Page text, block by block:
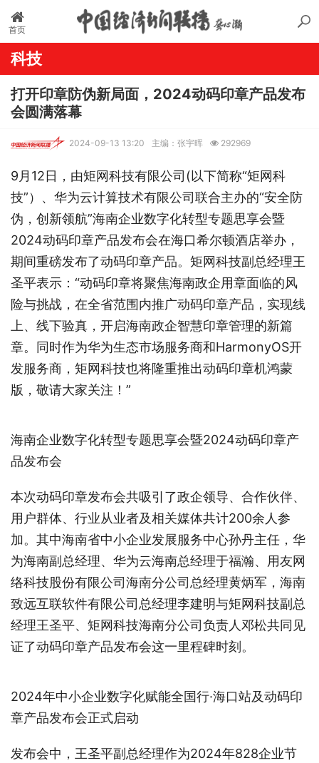
首页
科技
打开印章防伪新局面，2024动码印章产品发布
会圆满落幕
2024-09-13 13:20 主编：张宇晖 292969
9月12日，由矩网科技有限公司(以下简称“矩网科
技”）、华为云计算技术有限公司联合主办的“安全防
伪，创新领航”海南企业数字化转型专题思享会暨
2024动码印章产品发布会在海口希尔顿酒店举办，
期间重磅发布了动码印章产品。矩网科技副总经理王
圣平表示：“动码印章将聚焦海南政企用章面临的风
险与挑战，在全省范围内推广动码印章产品，实现线
上、线下验真，开启海南政企智慧印章管理的新篇
章。同时作为华为生态市场服务商和HarmonyOS开
发服务商，矩网科技也将隆重推出动码印章机鸿蒙
版，敬请大家关注！”
海南企业数字化转型专题思享会暨2024动码印章产
品发布会
本次动码印章发布会共吸引了政企领导、合作伙伴、
用户群体、行业从业者及相关媒体共计200余人参
加。其中海南省中小企业发展服务中心孙丹主任，华
为海南副总经理、华为云海南总经理于福瀚、用友网
络科技股份有限公司海南分公司总经理黄炳军，海南
致远互联软件有限公司总经理李建明与矩网科技副总
经理王圣平、矩网科技海南分公司负责人邓松共同见
证了动码印章产品发布会这一里程碑时刻。
2024年中小企业数字化赋能全国行·海口站及动码印
章产品发布会正式启动
发布会中，王圣平副总经理作为2024年828企业节